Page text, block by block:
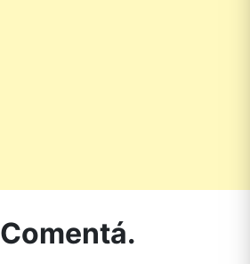
Comentá.